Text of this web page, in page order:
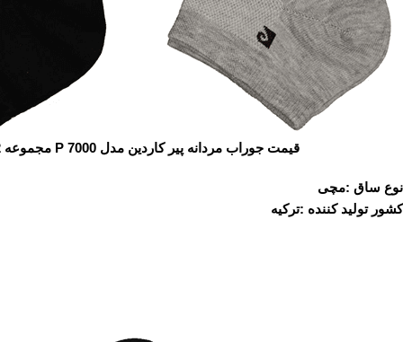
قیمت جوراب مردانه پیر کاردین مدل P 7000 مجموعه 2 عددی
نوع ساق :مچی
کشور تولید کننده :ترکیه